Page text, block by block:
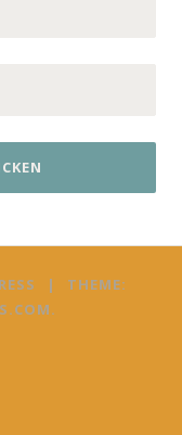
|
THEME:
.